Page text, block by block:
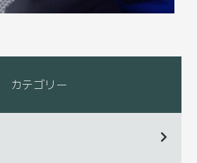
カテゴリー